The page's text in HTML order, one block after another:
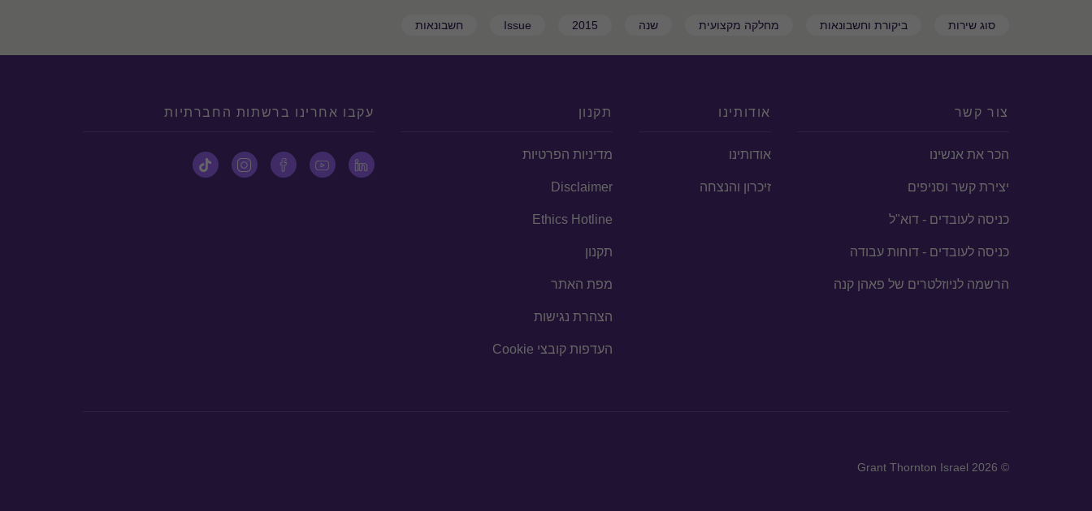
סוג שירות ביקורת וחשבונאות מחלקה מקצועית שנה 2015
Issue חשבונאות
צור קשר
הכר את אנשינו
יצירת קשר וסניפים
כניסה לעובדים - דוא"ל
כניסה לעובדים - דוחות עבודה
הרשמה לניוזלטרים של פאהן קנה
אודותינו
אודותינו
זיכרון והנצחה
תקנון
מדיניות הפרטיות
Disclaimer
Ethics Hotline
תקנון
מפת האתר
הצהרת נגישות
העדפות קובצי Cookie
עקבו אחרינו ברשתות החברתיות
© 2026 Grant Thornton Israel